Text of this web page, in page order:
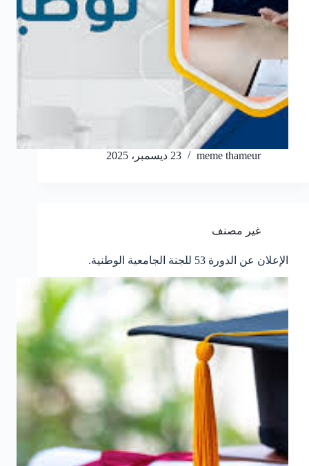
meme thameur 23 ديسمبر، 2025
غير مصنف
الإعلان عن الدورة 53 للجنة الجامعية الوطنية.